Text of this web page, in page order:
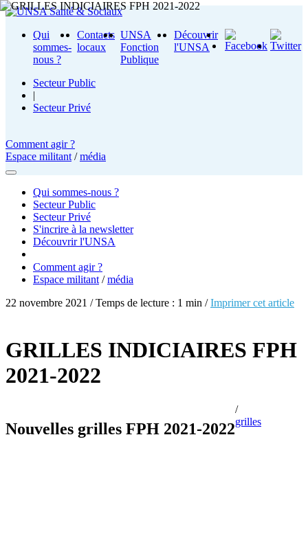
Qui
sommes-
nous ?
Contacts
locaux
UNSA
Fonction
Publique
Découvrir
l'UNSA
Secteur Public
|
Secteur Privé
Comment agir ?
Espace militant /média
Qui sommes-nous ?
Secteur Public
Secteur Privé
S'incrire à la newsletter
Découvrir l'UNSA
Comment agir ?
Espace militant /média
22 novembre 2021 / Temps de lecture : 1 min /Imprimer cet article
GRILLES INDICIAIRES FPH
2021-2022
Nouvelles grilles FPH 2021-2022
/
grilles